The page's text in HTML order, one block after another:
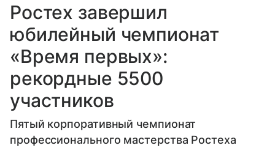
Ростех завершил
юбилейный чемпионат
«Время первых»:
рекордные 5500
участников
Пятый корпоративный чемпионат
профессионального мастерства Ростеха